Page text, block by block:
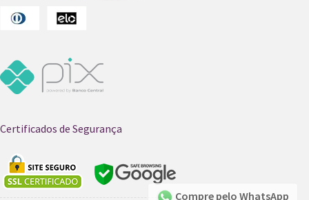
Certificados de Segurança
Compre pelo WhatsApp